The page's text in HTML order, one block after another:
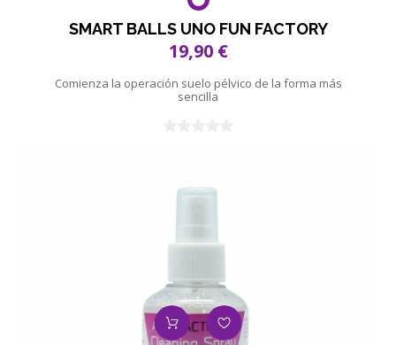
SMART BALLS UNO FUN FACTORY
19,90 €
Comienza la operación suelo pélvico de la forma más
sencilla